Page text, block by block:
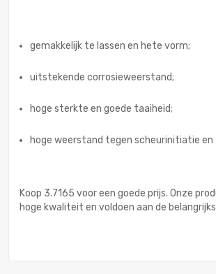
gemakkelijk te lassen en hete vorm;
uitstekende corrosieweerstand;
hoge sterkte en goede taaiheid;
hoge weerstand tegen scheurinitiatie
Koop 3.7165 voor een goede prijs. Onze
hoge kwaliteit en voldoen aan de